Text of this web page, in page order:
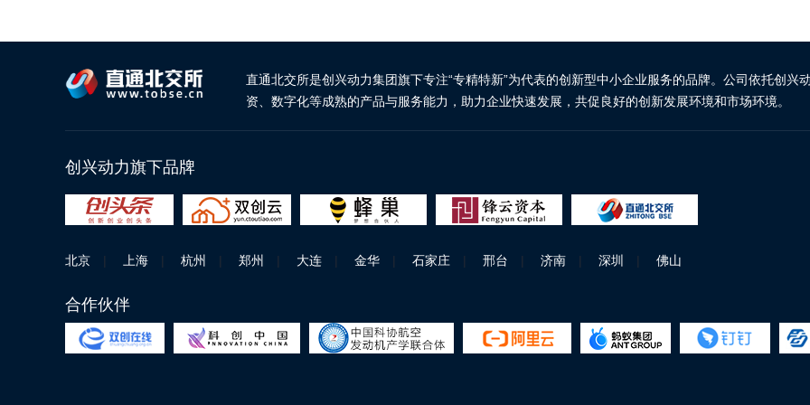
直通北交所是创兴动力集团旗下专注“专精特新”为代表的创新型中小企业服务的品牌。公司依托创
资、数字化等成熟的产品与服务能力，助力企业快速发展，共促良好的创新发展环境和市场环境。
创兴动力旗下品牌
北京 | 上海 | 杭州 | 郑州 | 大连 | 金华 | 石家庄 | 邢台 | 济南 | 深圳 | 佛山
合作伙伴